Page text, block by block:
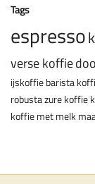
Tags
espresso
verse koffie
ijskoffiebarista
robustazure koffie
koffie met melk